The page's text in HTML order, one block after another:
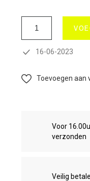
16-06-2023
Toevoegen aan
Voor
verzonden
Veilig